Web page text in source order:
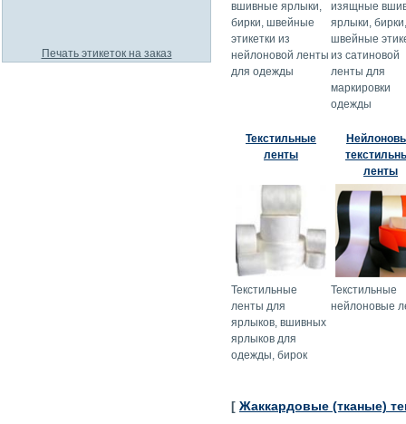
вшивные ярлыки,
бирки, швейные
этикетки из
нейлоновой ленты
для одежды
изящные
ярлыки, бирки,
швейные
из сатиновой
ленты для
маркировки
одежды
Текстильные
ленты
ленты
Текстильные
ленты для
ярлыков, вшивных
ярлыков для
одежды, бирок
Текстильные
нейлоновые
[ Жаккардовые (тканые)
Печать этикеток на заказ